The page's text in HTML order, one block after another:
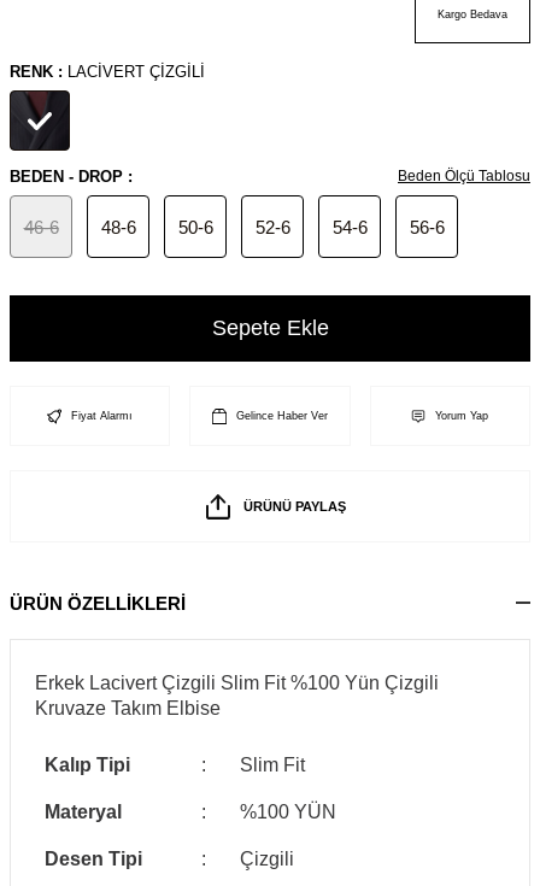
Kargo Bedava
RENK : LACIVERT ÇIZGILI
BEDEN - DROP : Beden Ölçü Tablosu
46-6 48-6 50-6 52-6 54-6 56-6
Sepete Ekle
Fiyat Alarmı Gelince Haber Ver Yorum Yap
ÜRÜNÜ PAYLAŞ
ÜRÜN ÖZELLİKLERİ
Erkek Lacivert Çizgili Slim Fit %100 Yün Çizgili
Kruvaze Takım Elbise
Kalıp Tipi : Slim Fit
Materyal : %100 YÜN
Desen Tipi : Çizgili